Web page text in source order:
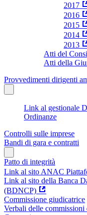
2017
2016
2015
2014
2013
Atti del
Atti della
Provvedimenti dirigenti
Link al gestionale
Ordinanze
Controlli sulle imprese
Bandi di gara e contratti
Patto di integrità
Link al sito ANAC
Link al sito della Banca
(BDNCP)
Commissione giudicatrice
Verbali delle commissioni